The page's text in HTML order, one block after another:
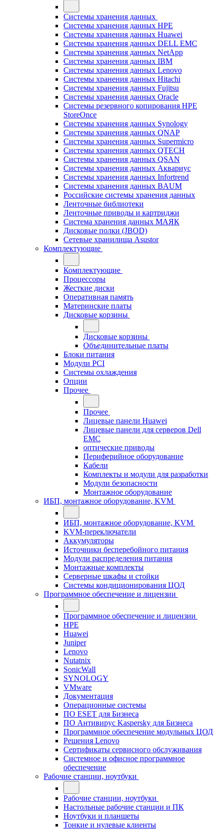
Системы хранения данных
Системы хранения данных HPE
Системы хранения данных Huawei
Системы хранения данных DELL EMC
Cистемы хранения данных NetApp
Системы хранения данных IBM
Системы хранения данных Lenovo
Системы хранения данных Hitachi
Системы хранения данных Fujitsu
Системы хранения данных Oracle
Системы резервного копирования HPE
StoreOnce
Системы хранения данных Synology
Системы хранения данных QNAP
Системы хранения данных Supermicro
Системы хранения данных QTECH
Системы хранения данных QSAN
Системы хранения данных Аквариус
Системы хранения данных Infortrend
Системы хранения данных BAUM
Российские системы хранения данных
Ленточные библиотеки
Ленточные приводы и картриджи
Система хранения данных МАЯК
Дисковые полки (JBOD)
Сетевые хранилища Asustor
Комплектующие
Комплектующие
Процессоры
Жесткие диски
Оперативная память
Материнские платы
Дисковые корзины
Дисковые корзины
Объединительные платы
Блоки питания
Модули PCI
Системы охлаждения
Опции
Прочее
Прочее
Лицевые панели Huawei
Лицевые панели для серверов Dell
EMC
оптические приводы
Периферийное оборудование
Кабели
Комплекты и модули для разработки
Модули безопасности
Монтажное оборудование
ИБП, монтажное оборудование, KVM
ИБП, монтажное оборудование, KVM
KVM-переключатели
Аккумуляторы
Источники бесперебойного питания
Модули распределения питания
Монтажные комплекты
Серверные шкафы и стойки
Системы кондиционирования ЦОД
Программное обеспечение и лицензии
Программное обеспечение и лицензии
HPE
Huawei
Juniper
Lenovo
Nutatnix
SonicWall
SYNOLOGY
VMware
Документация
Операционные системы
ПО ESET для Бизнеса
ПО Антивирус Kaspersky для Бизнеса
Программное обеспечение модульных ЦОД
Решения Lenovo
Сертификаты сервисного обслуживания
Системное и офисное программное
обеспечение
Рабочие станции, ноутбуки
Рабочие станции, ноутбуки
Настольные рабочие станции и ПК
Ноутбуки и планшеты
Тонкие и нулевые клиенты